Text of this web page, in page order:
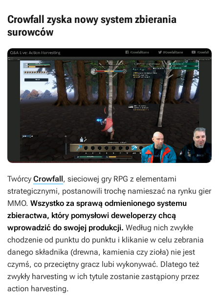
Crowfall zyska nowy system zbierania
surowców
Twórcy Crowfall, sieciowej gry RPG z elementami
strategicznymi, postanowili trochę namieszać na rynku gier
MMO. Wszystko za sprawą odmienionego systemu
zbieractwa, który pomysłowi deweloperzy chcą
wprowadzić do swojej produkcji. Według nich zwykłe
chodzenie od punktu do punktu i klikanie w celu zebrania
danego składnika (drewna, kamienia czy zioła) nie jest
czymś, co przeciętny gracz lubi wykonywać. Dlatego też
zwykły harvesting w ich tytule zostanie zastąpiony przez
action harvesting.